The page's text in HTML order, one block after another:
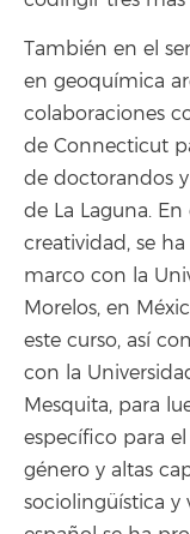
También en el
en geoquímica
colaboraciones
de Connecticut
de doctorandos
de La Laguna.
creatividad, se
marco con la
Morelos, en
este curso, así
con la
Mesquita, para
específico para
género y altas
sociolingüística y